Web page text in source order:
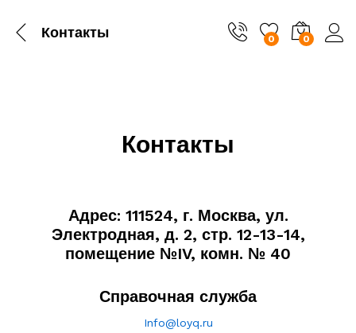
Контакты 0 0
Контакты
Адрес: 111524, г. Москва, ул.
Электродная, д. 2, стр. 12-13-14,
помещение №IV, комн. № 40
Справочная служба
Info@loyq.ru